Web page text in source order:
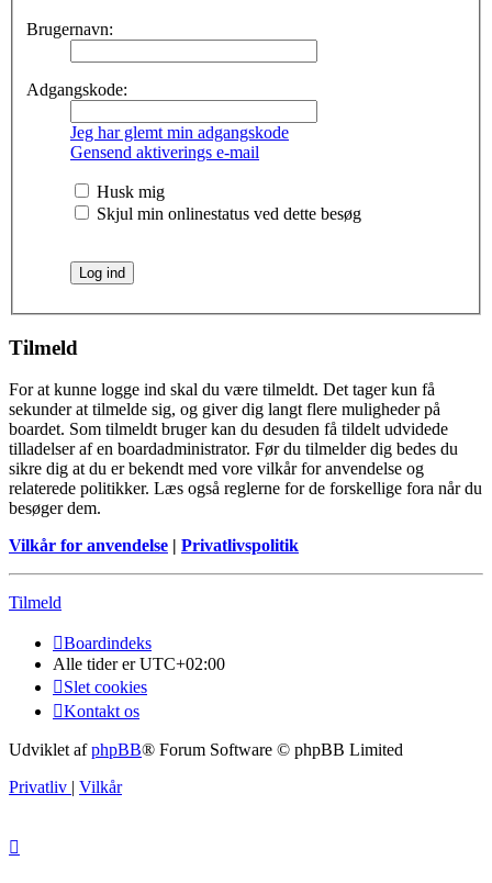
Brugernavn:
Adgangskode:
Jeg har glemt min adgangskode
Gensend aktiverings e-mail
Husk mig
Skjul min onlinestatus ved dette besøg
Tilmeld
For at kunne logge ind skal du være tilmeldt. Det tager kun få
sekunder at tilmelde sig, og giver dig langt flere muligheder på
boardet. Som tilmeldt bruger kan du desuden få tildelt udvidede
tilladelser af en boardadministrator. Før du tilmelder dig bedes du
sikre dig at du er bekendt med vore vilkår for anvendelse og
relaterede politikker. Læs også reglerne for de forskellige fora når du
besøger dem.
Vilkår for anvendelse | Privatlivspolitik
Tilmeld
Boardindeks
Alle tider erUTC+02:00
Slet cookies
Kontakt os
Udviklet afphpBB® Forum Software © phpBB Limited
Privatliv | Vilkår